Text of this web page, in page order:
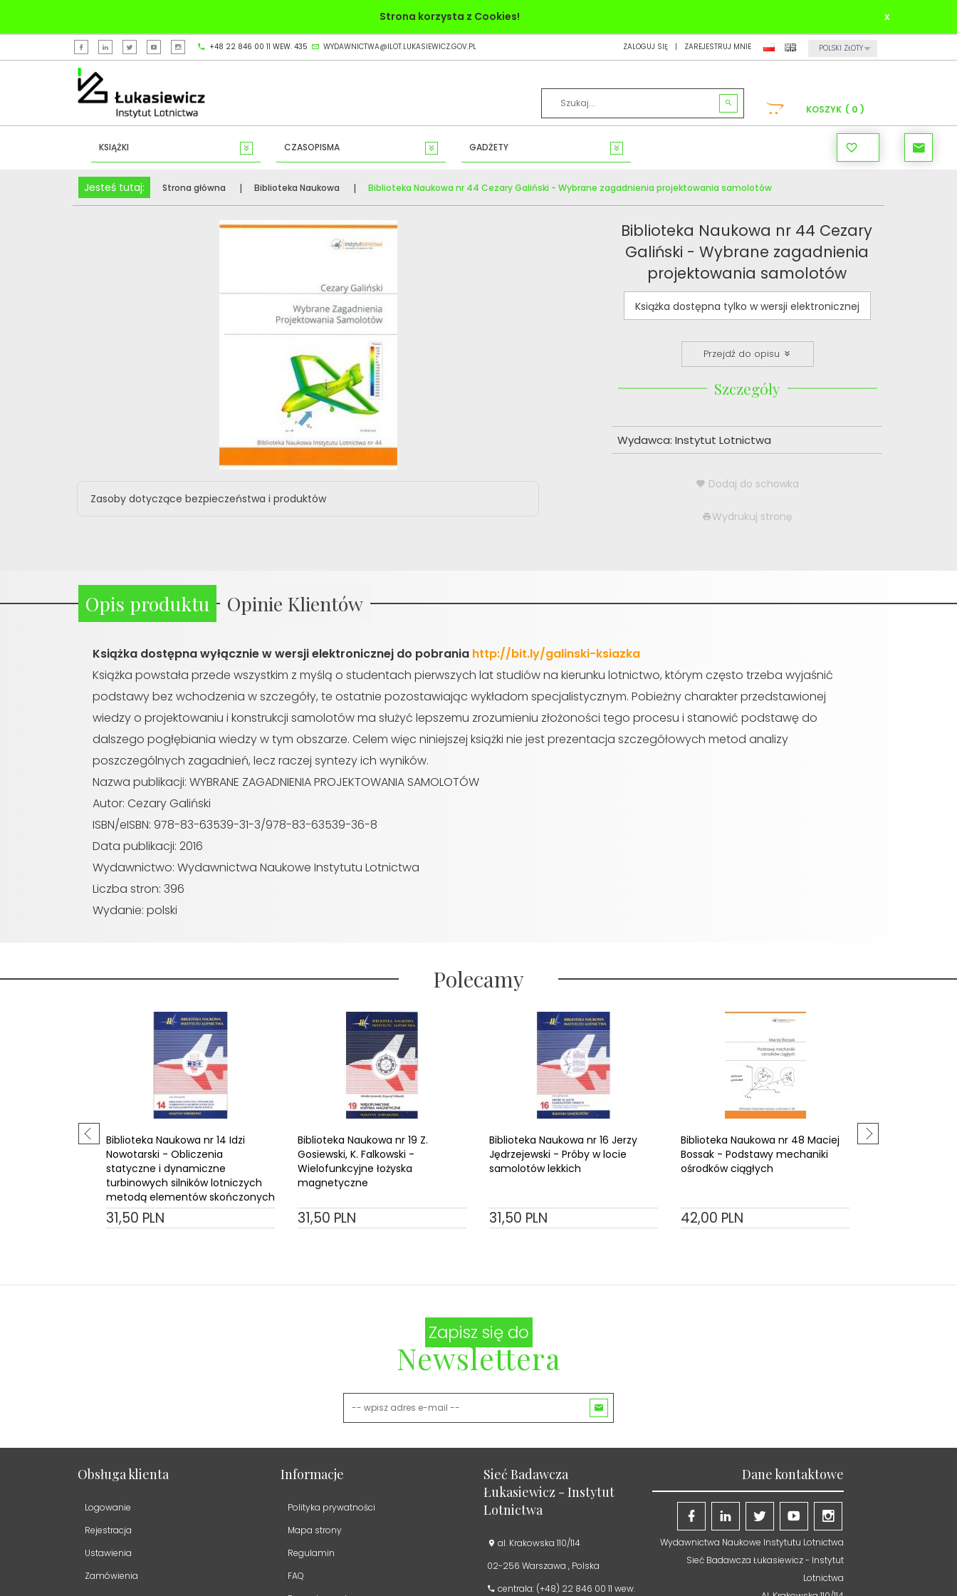
Strona korzysta z Cookies! x
+48 22 846 00 11 WEW. 435 WYDAWNICTWA@ILOT.LUKASIEWICZ.GOV.PL ZALOGUJ SIĘ ZAREJESTRUJ MNIE CURRENCY_H
POLSKI ZŁOTY
KOSZYK 0
KSIĄŻKI CZASOPISMA GADŻETY
Jesteś tutaj: Strona główna Biblioteka Naukowa Biblioteka Naukowa nr 44 Cezary Galiński - Wybrane zagadnienia projektowania samolotów
Zasoby dotyczące bezpieczeństwa i produktów
Biblioteka Naukowa nr 44 Cezary
Galiński - Wybrane zagadnienia
projektowania samolotów
Książka dostępna tylko w wersji elektronicznej
Przejdź do opisu
Szczegóły
Wydawca: Instytut Lotnictwa
Dodaj do schowka
Wydrukuj stronę
Opis produktu Opinie Klientów
Książka dostępna wyłącznie w wersji elektronicznej do pobrania http://bit.ly/galinski-ksiazka
Książka powstała przede wszystkim z myślą o studentach pierwszych lat studiów na kierunku lotnictwo, którym często trzeba wyjaśnić
podstawy bez wchodzenia w szczegóły, te ostatnie pozostawiając wykładom specjalistycznym. Pobieżny charakter przedstawionej
wiedzy o projektowaniu i konstrukcji samolotów ma służyć lepszemu zrozumieniu złożoności tego procesu i stanowić podstawę do
dalszego pogłębiania wiedzy w tym obszarze. Celem więc niniejszej książki nie jest prezentacja szczegółowych metod analizy
poszczególnych zagadnień, lecz raczej syntezy ich wyników.
Nazwa publikacji: WYBRANE ZAGADNIENIA PROJEKTOWANIA SAMOLOTÓW
Autor: Cezary Galiński
ISBN/eISBN: 978-83-63539-31-3/978-83-63539-36-8
Data publikacji: 2016
Wydawnictwo: Wydawnictwa Naukowe Instytutu Lotnictwa
Liczba stron: 396
Wydanie: polski
Polecamy
Biblioteka Naukowa nr 14 Idzi
Nowotarski - Obliczenia
statyczne i dynamiczne
turbinowych silników lotniczych
metodą elementów skończonych
31,50 PLN
Biblioteka Naukowa nr 19 Z.
Gosiewski, K. Falkowski -
Wielofunkcyjne łożyska
magnetyczne
31,50 PLN
Biblioteka Naukowa nr 16 Jerzy
Jędrzejewski - Próby w locie
samolotów lekkich
31,50 PLN
Biblioteka Naukowa nr 48 Maciej
Bossak - Podstawy mechaniki
ośrodków ciągłych
42,00 PLN
Zapisz się do
Newslettera
Obsługa klienta
Logowanie
Rejestracja
Ustawienia
Zamówienia
Informacje
Polityka prywatności
Mapa strony
Regulamin
FAQ
Sieć Badawcza
Łukasiewicz - Instytut
Lotnictwa
al. Krakowska 110/114
02-256 Warszawa , Polska
centrala: (+48) 22 846 00 11 wew.
Dane kontaktowe
Wydawnictwa Naukowe Instytutu Lotnictwa
Sieć Badawcza Łukasiewicz - Instytut
Lotnictwa